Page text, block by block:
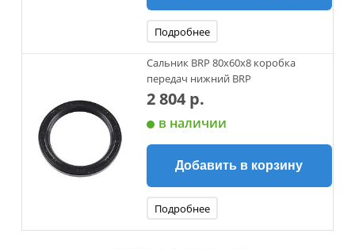
Подробнее
Сальник BRP 80х60х8 коробка
передач нижний BRP
2 804 р.
в наличии
Добавить в корзину
Подробнее